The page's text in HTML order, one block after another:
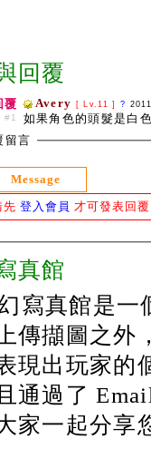
回覆
覆
#1
Avery [ Lv.11 ] ?
如果角色的頭髮是白
留言
Message
先 登入會員 才可發表回
真館
寫真館是一
傳擷圖之外
現出玩家的
通過了
家一起分享